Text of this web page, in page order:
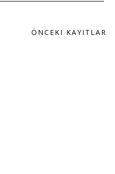
ÖNCEKI KAYITLAR